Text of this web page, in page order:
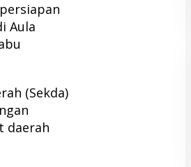
Aula
(Sekda)
daerah